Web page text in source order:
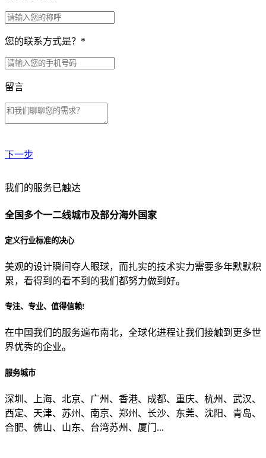
您的联系方式是？ *
留言
下一步
贵公司预算范围是？
贵公司的团队规模是？
目前主要的营销渠道是？
我们的服务已触达
全国多个一二线城市及部分海外国家
定义行业标准的决心
美观的设计瞬间夺人眼球，而扎实的技术实力需要多年默默积
累，看得到的看不到的我们都努力做到好。
专注、专业、值得信赖!
在中国我们的服务遍布南北，全球化进程让我们接触到更多世
界优秀的企业。
服务城市
深圳、上海、北京、广州、香港、成都、重庆、杭州、武汉、
西定、天津、苏州、南京、郑州、长沙、东莞、沈阳、青岛、
合肥、佛山、山东、台湾苏州、厦门...